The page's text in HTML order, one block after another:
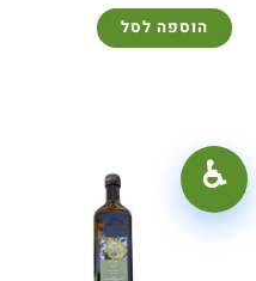
הוספה לסל
♿︎